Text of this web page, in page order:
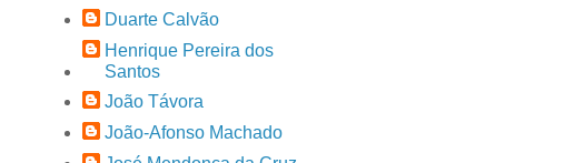
Duarte Calvão
Henrique Pereira dos
Santos
João Távora
João-Afonso Machado